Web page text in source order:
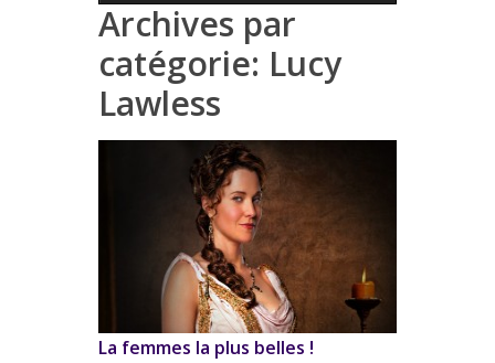
Archives par
catégorie: Lucy
Lawless
La femmes la plus belles !